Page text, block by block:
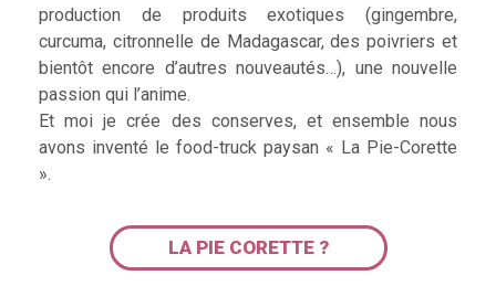
production de produits exotiques (gingembre,
curcuma, citronnelle de Madagascar, des poivriers et
bientôt encore d’autres nouveautés…), une nouvelle
passion qui l’anime.
Et moi je crée des conserves, et ensemble nous
avons inventé le food-truck paysan « La Pie-Corette
».
LA PIE CORETTE ?